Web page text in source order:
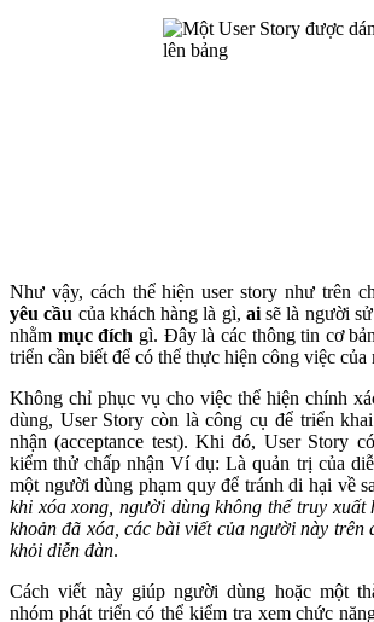
Như vậy, cách thể hiện user story như trên
yêu cầu của khách hàng là gì, aisẽ là người
nhằm mục đích gì. Đây là các thông tin cơ
triển cần biết để có thể thực hiện công việc của
Không chỉ phục vụ cho việc thể hiện chính
dùng, User Story còn là công cụ để triển
nhận (acceptance test). Khi đó, User Story
kiểm thử chấp nhận Ví dụ: Là quản trị của
một người dùng phạm quy để tránh di hại về
khi xóa xong, người dùng không thể truy xuất
khoản đã xóa, các bài viết của người này trên
khỏi diễn đàn.
Cách viết này giúp người dùng hoặc một
nhóm phát triển có thể kiểm tra xem chức